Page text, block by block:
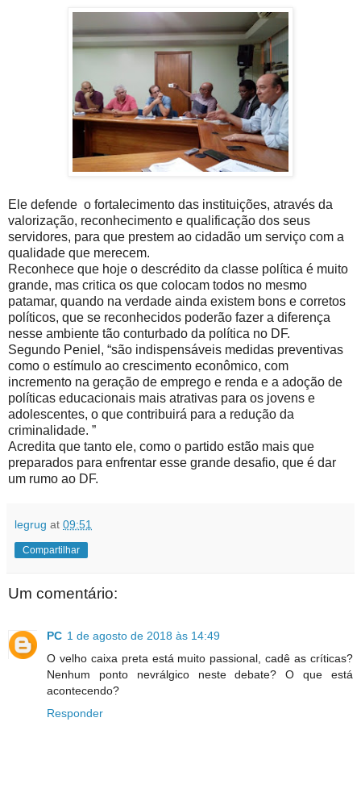
Ele defende o fortalecimento das instituições, através da
valorização, reconhecimento e qualificação dos seus
servidores, para que prestem ao cidadão um serviço com a
qualidade que merecem.
Reconhece que hoje o descrédito da classe política é muito
grande, mas critica os que colocam todos no mesmo
patamar, quando na verdade ainda existem bons e corretos
políticos, que se reconhecidos poderão fazer a diferença
nesse ambiente tão conturbado da política no DF.
Segundo Peniel, “são indispensáveis medidas preventivas
como o estímulo ao crescimento econômico, com
incremento na geração de emprego e renda e a adoção de
políticas educacionais mais atrativas para os jovens e
adolescentes, o que contribuirá para a redução da
criminalidade. ”
Acredita que tanto ele, como o partido estão mais que
preparados para enfrentar esse grande desafio, que é dar
um rumo ao DF.
legrug at 09:51
Compartilhar
Um comentário:
PC 1 de agosto de 2018 às 14:49
O velho caixa preta está muito passional, cadê as críticas?
Nenhum ponto nevrálgico neste debate? O que está
acontecendo?
Responder